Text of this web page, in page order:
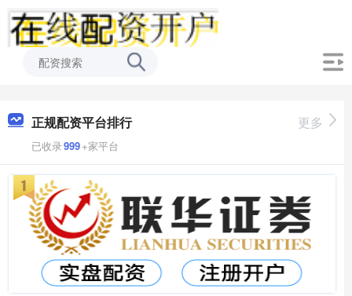
正规配资平台排行
已收录999+家平台
更多